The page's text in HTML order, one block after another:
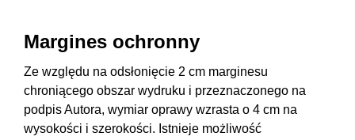
Margines ochronny
Ze względu na odsłonięcie 2 cm marginesu
chroniącego obszar wydruku i przeznaczonego na
podpis Autora, wymiar oprawy wzrasta o 4 cm na
wysokości i szerokości. Istnieje możliwość